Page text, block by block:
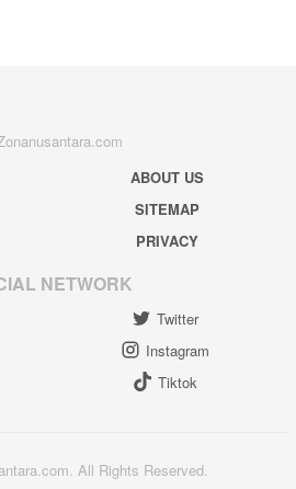
ABOUT US
SITEMAP
PRIVACY
NETWORK
Twitter
Instagram
Tiktok
All Rights Reserved.